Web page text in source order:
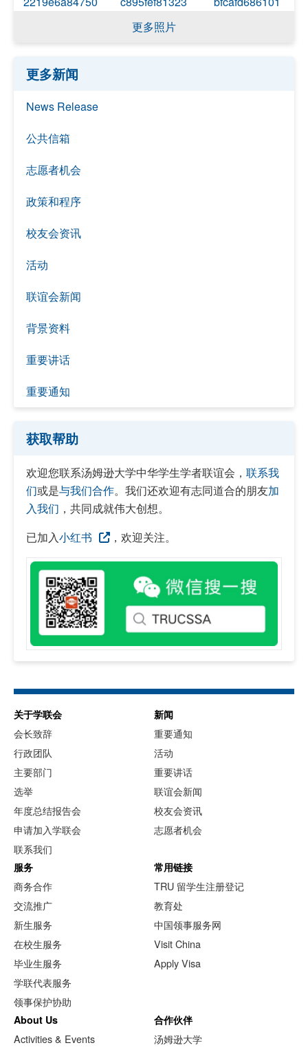
更多照片
更多新闻
News Release
公共信箱
志愿者机会
政策和程序
校友会资讯
活动
联谊会新闻
背景资料
重要讲话
重要通知
获取帮助
欢迎您联系汤姆逊大学中华学生学者联谊会， 联系我
们或是与我们合作。我们还欢迎有志同道合的朋友加
入我们 ，共同成就伟大创想。
已加入小红书 ，欢迎关注。
关于学联会
会长致辞
行政团队
主要部门
选举
年度总结报告会
申请加入学联会
联系我们
新闻
重要通知
活动
重要讲话
联谊会新闻
校友会资讯
志愿者机会
服务
商务合作
交流推广
新生服务
在校生服务
毕业生服务
学联代表服务
领事保护协助
常用链接
TRU 留学生注册登记
教育处
中国领事服务网
Visit China
Apply Visa
About Us
Activities & Events
合作伙伴
汤姆逊大学